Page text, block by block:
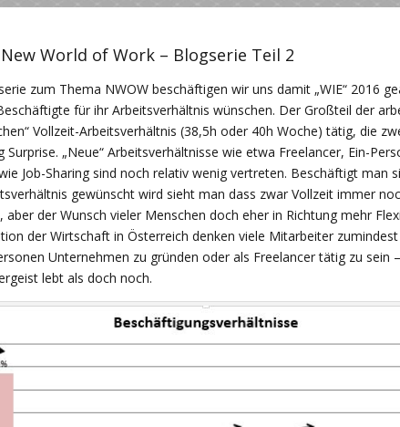
New World of Work – Blogserie Teil 2
zum Thema NWOW beschäftigen wir uns damit „WIE“ 2016
für ihr Arbeitsverhältnis wünschen. Der Großteil der
Vollzeit-Arbeitsverhältnis (38,5h oder 40h Woche) tätig, die
„Neue“ Arbeitsverhältnisse wie etwa Freelancer, Ein-
Job-Sharing sind noch relativ wenig vertreten. Beschäftigt man
gewünscht wird sieht man dass zwar Vollzeit immer
der Wunsch vieler Menschen doch eher in Richtung mehr
der Wirtschaft in Österreich denken viele Mitarbeiter
Unternehmen zu gründen oder als Freelancer tätig zu sein
lebt als doch noch.